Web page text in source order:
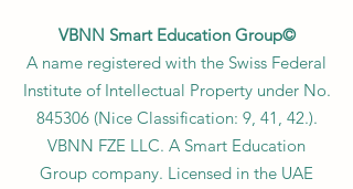
VBNN Smart Education Group©
A name registered with the Swiss Federal
Institute of Intellectual Property under No.
845306 (Nice Classification: 9, 41, 42.).
VBNN FZE LLC. A Smart Education
Group company. Licensed in the UAE